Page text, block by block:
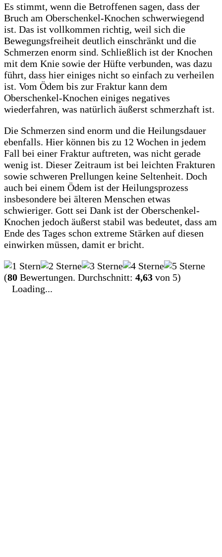
Es stimmt, wenn die Betroffenen sagen, dass der
Bruch am Oberschenkel-Knochen schwerwiegend
ist. Das ist vollkommen richtig, weil sich die
Bewegungsfreiheit deutlich einschränkt und die
Schmerzen enorm sind. Schließlich ist der Knochen
mit dem Knie sowie der Hüfte verbunden, was dazu
führt, dass hier einiges nicht so einfach zu verheilen
ist. Vom Ödem bis zur Fraktur kann dem
Oberschenkel-Knochen einiges negatives
wiederfahren, was natürlich äußerst schmerzhaft ist.
Die Schmerzen sind enorm und die Heilungsdauer
ebenfalls. Hier können bis zu 12 Wochen in jedem
Fall bei einer Fraktur auftreten, was nicht gerade
wenig ist. Dieser Zeitraum ist bei leichten Frakturen
sowie schweren Prellungen keine Seltenheit. Doch
auch bei einem Ödem ist der Heilungsprozess
insbesondere bei älteren Menschen etwas
schwieriger. Gott sei Dank ist der Oberschenkel-
Knochen jedoch äußerst stabil was bedeutet, dass am
Ende des Tages schon extreme Stärken auf diesen
einwirken müssen, damit er bricht.
(80 Bewertungen. Durchschnitt: 4,63 von 5)
Loading...